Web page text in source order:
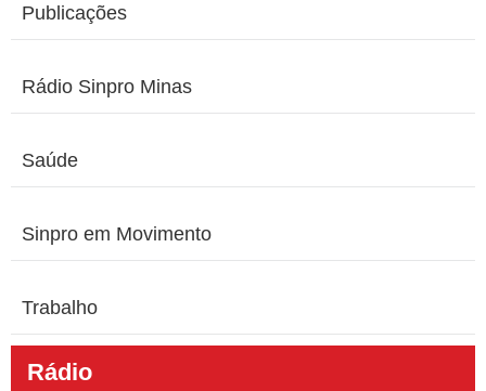
Publicações
Rádio Sinpro Minas
Saúde
Sinpro em Movimento
Trabalho
Rádio